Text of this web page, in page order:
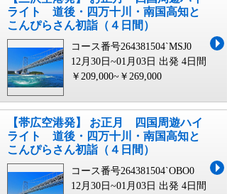
ライト 道後・四万十川・南国高知と
こんぴらさん初詣（４日間）
コース番号264381504`MSJ0
12月30日~01月03日 出発 4日間
￥209,000~￥269,000
【帯広空港発】 お正月 四国周遊ハイ
ライト 道後・四万十川・南国高知と
こんぴらさん初詣（４日間）
コース番号264381504`OBO0
12月30日~01月03日 出発 4日間